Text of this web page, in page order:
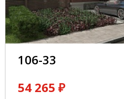
106-33
54 265 ₽